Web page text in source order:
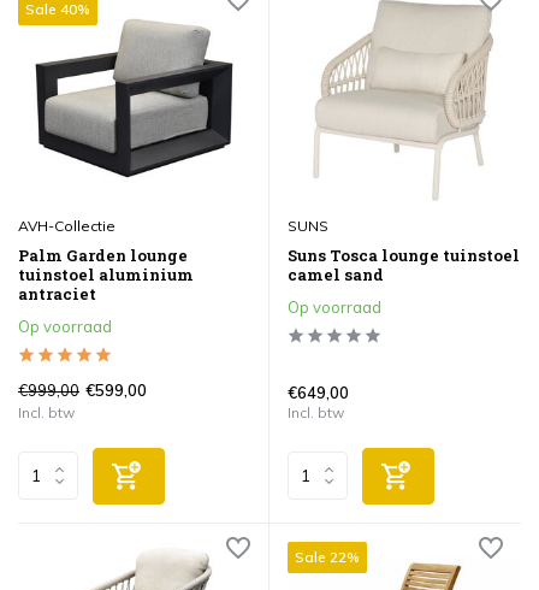
Sale 40%
AVH-Collectie
Palm Garden lounge
tuinstoel aluminium
antraciet
Op voorraad
€999,00 €599,00
Incl. btw
SUNS
Suns Tosca lounge tuinstoel
camel sand
Op voorraad
€649,00
Incl. btw
Sale 22%